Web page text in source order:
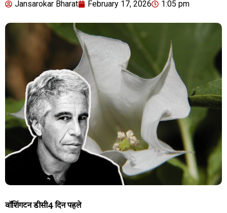
Jansarokar Bharat February 17, 2026 1:05 pm
वॉशिंगटन डीसी4 दिन पहले